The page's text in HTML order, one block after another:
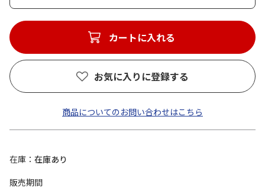
カートに入れる
お気に入りに登録する
商品についてのお問い合わせはこちら
在庫
在庫あり
販売期間